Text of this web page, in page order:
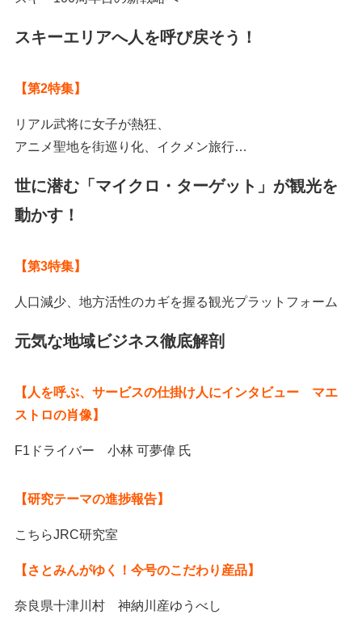
スキーエリアへ人を呼び戻そう！
【第2特集】
リアル武将に女子が熱狂、
アニメ聖地を街巡り化、イクメン旅行…
世に潜む「マイクロ・ターゲット」が観光を
動かす！
【第3特集】
人口減少、地方活性のカギを握る観光プラットフォーム
元気な地域ビジネス徹底解剖
【人を呼ぶ、サービスの仕掛け人にインタビュー マエ
ストロの肖像】
F1ドライバー 小林 可夢偉 氏
【研究テーマの進捗報告】
こちらJRC研究室
【さとみんがゆく！今号のこだわり産品】
奈良県十津川村 神納川産ゆうべし